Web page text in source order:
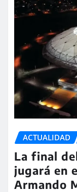
ACTUALIDAD
La final
jugará en
Armando